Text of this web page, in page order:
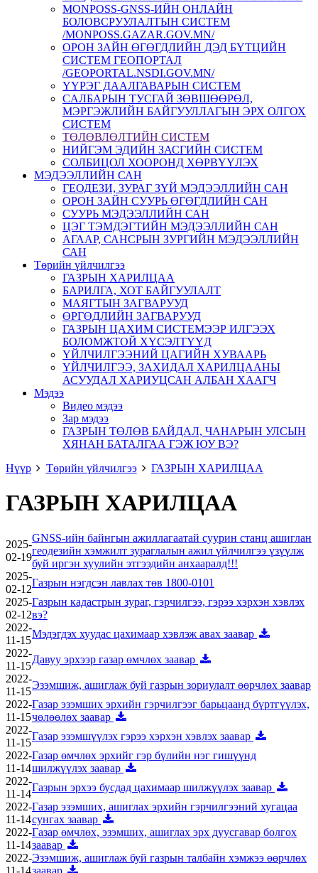
MONPOSS-GNSS-ИЙН ОНЛАЙН
БОЛОВСРУУЛАЛТЫН СИСТЕМ
/MONPOSS.GAZAR.GOV.MN/
ОРОН ЗАЙН ӨГӨГДЛИЙН ДЭД БҮТЦИЙН
СИСТЕМ ГЕОПОРТАЛ
/GEOPORTAL.NSDI.GOV.MN/
ҮҮРЭГ ДААЛГАВАРЫН СИСТЕМ
CАЛБАРЫН ТУСГАЙ ЗӨВШӨӨРӨЛ,
МЭРГЭЖЛИЙН БАЙГУУЛЛАГЫН ЭРХ ОЛГОХ
СИСТЕМ
ТӨЛӨВЛӨЛТИЙН СИСТЕМ
НИЙГЭМ ЭДИЙН ЗАСГИЙН СИСТЕМ
СОЛБИЦОЛ ХООРОНД ХӨРВҮҮЛЭХ
МЭДЭЭЛЛИЙН САН
ГЕОДЕЗИ, ЗУРАГ ЗҮЙ МЭДЭЭЛЛИЙН САН
ОРОН ЗАЙН СУУРЬ ӨГӨГДЛИЙН САН
СУУРЬ МЭДЭЭЛЛИЙН САН
ЦЭГ ТЭМДЭГТИЙН МЭДЭЭЛЛИЙН САН
АГААР, САНСРЫН ЗУРГИЙН МЭДЭЭЛЛИЙН
САН
Төрийн үйлчилгээ
ГАЗРЫН ХАРИЛЦАА
БАРИЛГА, ХОТ БАЙГУУЛАЛТ
МАЯГТЫН ЗАГВАРУУД
ӨРГӨДЛИЙН ЗАГВАРУУД
ГАЗРЫН ЦАХИМ СИСТЕМЭЭР ИЛГЭЭХ
БОЛОМЖТОЙ ХҮСЭЛТҮҮД
ҮЙЛЧИЛГЭЭНИЙ ЦАГИЙН ХУВААРЬ
ҮЙЛЧИЛГЭЭ, ЗАХИДАЛ ХАРИЛЦААНЫ
АСУУДАЛ ХАРИУЦСАН АЛБАН ХААГЧ
Мэдээ
Видео мэдээ
Зар мэдээ
ГАЗРЫН ТӨЛӨВ БАЙДАЛ, ЧАНАРЫН УЛСЫН
ХЯНАН БАТАЛГАА ГЭЖ ЮУ ВЭ?
Нүүр
Төрийн үйлчилгээ ГАЗРЫН ХАРИЛЦАА
ГАЗРЫН ХАРИЛЦАА
2025-
02-19
GNSS-ийн байнгын ажиллагаатай суурин станц ашиглан
геодезийн хэмжилт зураглалын ажил үйлчилгээ үзүүлж
буй иргэн хуулийн этгээдийн анхааралд!!!
2025-
02-12
Газрын нэгдсэн лавлах төв 1800-0101
2025-
02-12
Газрын кадастрын зураг, гэрчилгээ, гэрээ хэрхэн хэвлэх
вэ?
2022-
11-15
Мэдэгдэх хуудас цахимаар хэвлэж авах заавар
2022-
11-15
Давуу эрхээр газар өмчлөх заавар
2022-
11-15
Эзэмшиж, ашиглаж буй газрын зориулалт өөрчлөх заавар
2022-
11-15
Газар эзэмших эрхийн гэрчилгээг барьцаанд бүртгүүлэх,
чөлөөлөх заавар
2022-
11-15
Газар эзэмшүүлэх гэрээ хэрхэн хэвлэх заавар
2022-
11-14
Газар өмчлөх эрхийг гэр бүлийн нэг гишүүнд
шилжүүлэх заавар
2022-
11-14
Газрын эрхээ бусдад цахимаар шилжүүлэх заавар
2022-
11-14
Газар эзэмших, ашиглах эрхийн гэрчилгээний хугацаа
сунгах заавар
2022-
11-14
Газар өмчлөх, эзэмших, ашиглах эрх дуусгавар болгох
заавар
2022-
11-14
Эзэмшиж, ашиглаж буй газрын талбайн хэмжээ өөрчлөх
заавар